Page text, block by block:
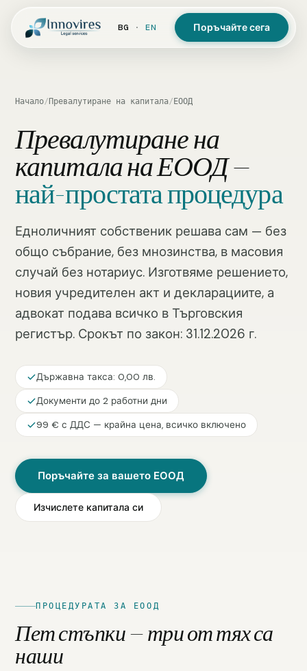
BG · EN Поръчайте сега
Начало/Превалутиране на капитала/ЕООД
Превалутиране на
капитала на ЕООД —
най-простата процедура
Едноличният собственик решава сам — без
общо събрание, без мнозинства, в масовия
случай без нотариус. Изготвяме решението,
новия учредителен акт и декларациите, а
адвокат подава всичко в Търговския
регистър. Срокът по закон: 31.12.2026 г.
Държавна такса: 0,00 лв.
Документи до 2 работни дни
99 € с ДДС — крайна цена, всичко включено
Поръчайте за вашето ЕООД
Изчислете капитала си
ПРОЦЕДУРАТА ЗА ЕООД
Пет стъпки — три от тях са
наши